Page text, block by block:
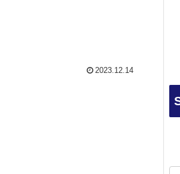
2023.12.14